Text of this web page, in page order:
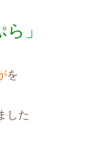
」
を
した